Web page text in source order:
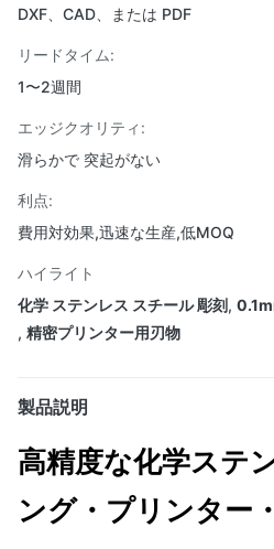
DXF、CAD、または PDF
リードタイム:
1〜2週間
エッジクオリティ:
滑らかで 突起がない
利点:
費用対効果,迅速な生産,低MOQ
ハイライト
化学 ステンレス スチール 彫刻,
, 精密プリンター用刃物
製品説明
高精度な化学ステ
ング・プリンター